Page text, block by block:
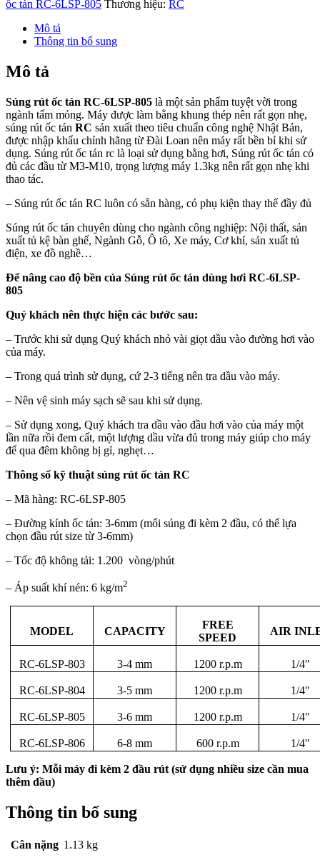
ốc tán RC-6LSP-805 Thương hiệu: RC
Mô tả
Thông tin bổ sung
Mô tả
Súng rút ốc tán RC-6LSP-805 là một sản phẩm tuyệt vời trong
ngành tấm mỏng. Máy được làm bằng khung thép nên rất gọn nhẹ,
súng rút ốc tán RC sản xuất theo tiêu chuẩn công nghệ Nhật Bản,
được nhập khẩu chính hãng từ Đài Loan nên máy rất bền bỉ khi sử
dụng. Súng rút ốc tán rc là loại sử dụng bằng hơi, Súng rút ốc tán có
đủ các đầu từ M3-M10, trọng lượng máy 1.3kg nên rất gọn nhẹ khi
thao tác.
– Súng rút ốc tán RC luôn có sẵn hàng, có phụ kiện thay thế đầy đủ
Súng rút ốc tán chuyên dùng cho ngành công nghiệp: Nội thất, sản
xuất tủ kệ bàn ghế, Ngành Gỗ, Ô tô, Xe máy, Cơ khí, sản xuất tủ
điện, xe đồ nghề…
Để nâng cao độ bền của Súng rút ốc tán dùng hơi RC-6LSP-
805
Quý khách nên thực hiện các bước sau:
– Trước khi sử dụng Quý khách nhỏ vài giọt dầu vào đường hơi vào
của máy.
– Trong quá trình sử dụng, cứ 2-3 tiếng nên tra dầu vào máy.
– Nên vệ sinh máy sạch sẽ sau khi sử dụng.
– Sử dụng xong, Quý khách tra dầu vào đầu hơi vào của máy một
lần nữa rồi đem cất, một lượng dầu vừa đủ trong máy giúp cho máy
để qua đêm không bị gỉ, nghẹt…
Thông số kỹ thuật súng rút ốc tán RC
– Mã hàng: RC-6LSP-805
– Đường kính ốc tán: 3-6mm (mổi súng đi kèm 2 đầu, có thể lựa
chọn đầu rút size từ 3-6mm)
– Tốc độ không tải: 1.200 vòng/phút
– Áp suất khí nén: 6 kg/m2
MODEL CAPACITY
FREE
SPEED
AIR
RC-6LSP-803 3-4 mm 1200 r.p.m 1/4″
RC-6LSP-804 3-5 mm 1200 r.p.m 1/4″
RC-6LSP-805 3-6 mm 1200 r.p.m 1/4″
RC-6LSP-806 6-8 mm 600 r.p.m 1/4″
Lưu ý: Mỗi máy đi kèm 2 đầu rút (sử dụng nhiều size cần mua
thêm đầu)
Thông tin bổ sung
Cân nặng 1.13 kg